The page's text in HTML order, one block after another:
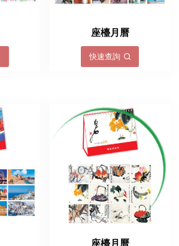
LOADING...
座檯月曆
快速查詢
座檯月曆